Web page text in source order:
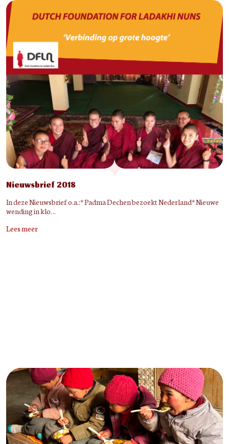
Nieuwsbrief 2018
In deze Nieuwsbrief o.a.:* Padma Dechen bezoekt Nederland* Nieuwe
wending in klo…
Lees meer